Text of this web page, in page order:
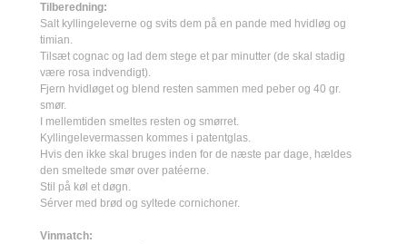
Tilberedning:
Salt kyllingeleverne og svits dem på en pande med hvidløg og
timian.
Tilsæt cognac og lad dem stege et par minutter (de skal stadig
være rosa indvendigt).
Fjern hvidløget og blend resten sammen med peber og 40 gr.
smør.
I mellemtiden smeltes resten og smørret.
Kyllingelevermassen kommes i patentglas.
Hvis den ikke skal bruges inden for de næste par dage, hældes
den smeltede smør over patéerne.
Stil på køl et døgn.
Sérver med brød og syltede cornichoner.
Vinmatch: